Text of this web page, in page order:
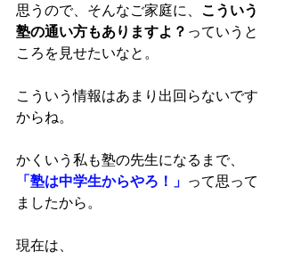
思うので、そんなご家庭に、 こういう
塾の通い方もありますよ？ っていうと
ころを見せたいなと。
こういう情報はあまり出回らないです
からね。
かくいう私も塾の先生になるまで、
「塾は中学生からやろ！」 って思って
ましたから。
現在は、